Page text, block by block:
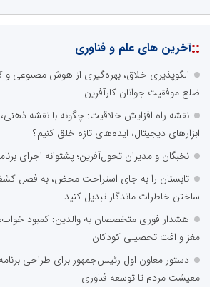
::آخرین های علم و فناوری
الگوپذیری خلاق، بهره‌گیری از هوش مصنوعی
ضلع موفقیت جوانان کارآفرین
نقشه راه افزایش خلاقیت: چگونه با نقشه
ابزارهای دیجیتال، ایده‌های تازه خلق کنیم؟
نخبگان و مدیران تحول‌آفرین؛ پشتوانه اجرای
تابستان را به جای استراحت محض، به فصل
ساختن خاطرات ماندگار تبدیل کنید
هشدار فوری متخصصان به والدین: کمبود
مغز و افت تحصیلی کودکان
دستور معاون اول رئیس‌جمهور برای طراحی
معیشت مردم تا توسعه فناوری